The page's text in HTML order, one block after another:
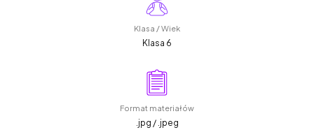
Klasa / Wiek
Klasa 6
Format materiałów
.jpg / .jpeg